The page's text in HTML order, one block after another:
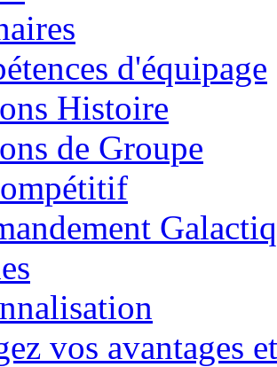
d'équipage
Histoire
de Groupe
vos avantages